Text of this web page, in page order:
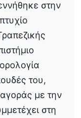
στην
του,
με την
στη